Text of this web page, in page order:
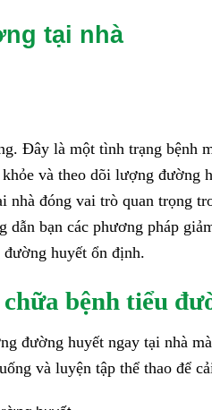
tại nhà
Đây là một tình trạng bệnh
và theo dõi lượng đường
nhà đóng vai trò quan trọng
bạn các phương pháp
huyết ổn định.
bệnh tiểu
đường huyết ngay tại nhà
và luyện tập thể thao để